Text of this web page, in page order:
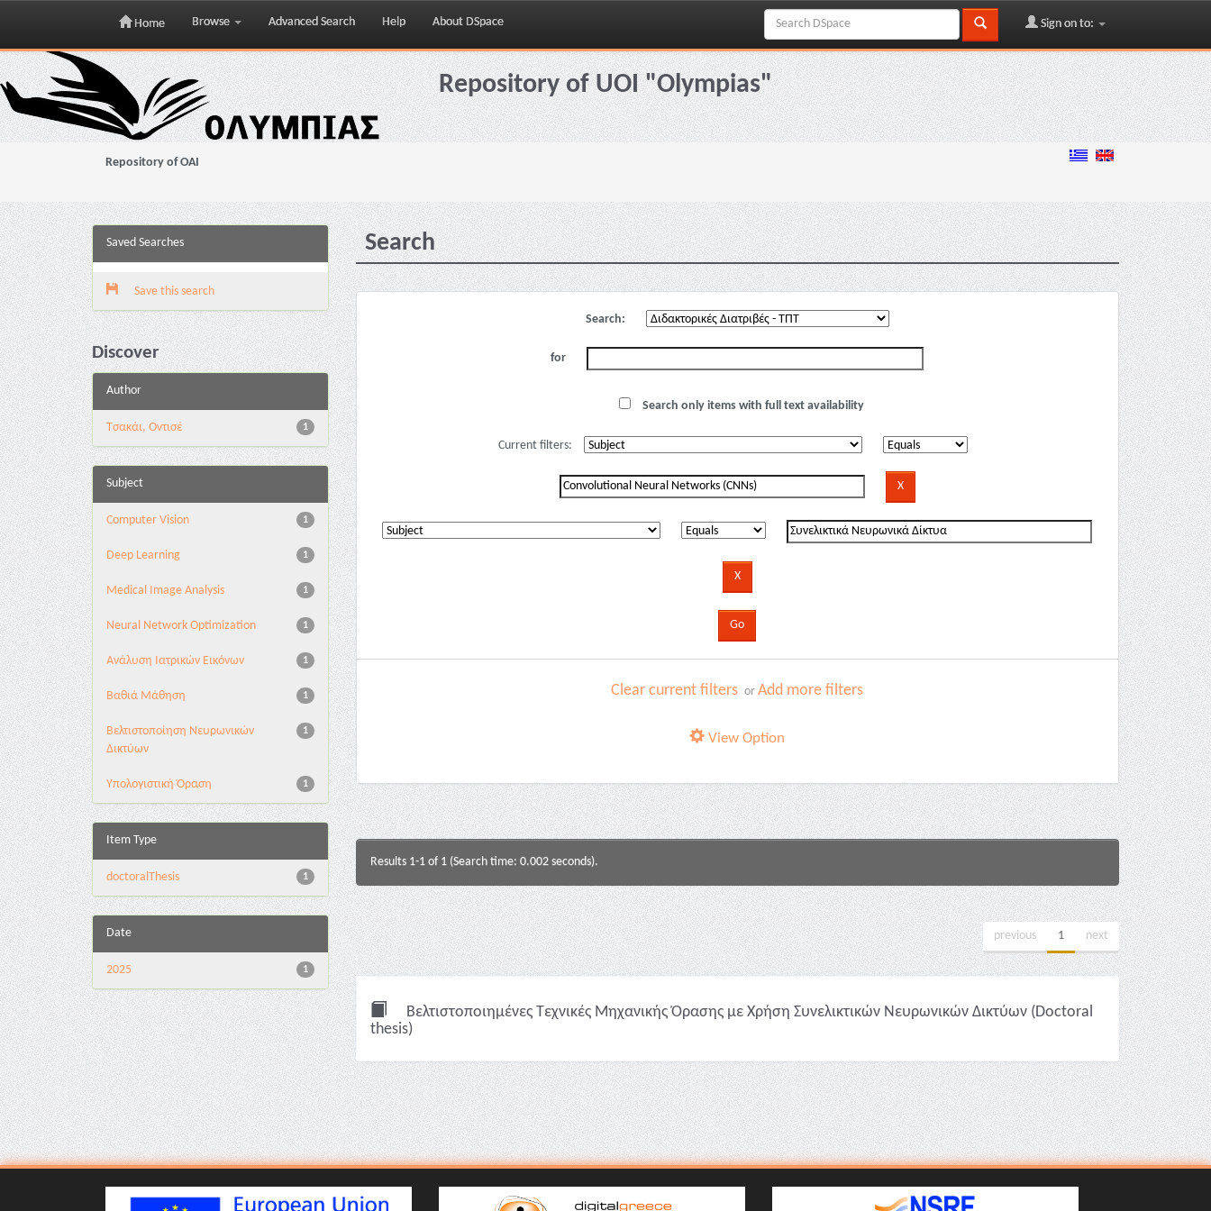
Skip
navigation
Home Browse Advanced Search Help About DSpace Sign on to:
Repository of UOI "Olympias"
Repository of OAI
Saved Searches
Save this search
Discover
Author
1
Τσακάι, Οντισέ
Subject
1
Computer Vision
1
Deep Learning
1
Medical Image Analysis
1
Neural Network Optimization
1
Ανάλυση Ιατρικών Εικόνων
1
Βαθιά Μάθηση
1
Βελτιστοποίηση Νευρωνικών
Δικτύων
1
Υπολογιστική Όραση
Item Type
1
doctoralThesis
Date
1
2025
Search
Search:
for
Search only items with full text availability
Current filters:
Clear current filters orAdd more filters
View Option
Results 1-1 of 1 (Search time: 0.002 seconds).
previous 1 next
Βελτιστοποιημένες Τεχνικές Μηχανικής Όρασης με Χρήση Συνελικτικών Νευρωνικών Δικτύων (Doctoral
thesis)